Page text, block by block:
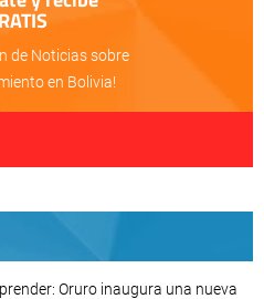
de Noticias sobre
en Bolivia!
Oruro inaugura una nueva